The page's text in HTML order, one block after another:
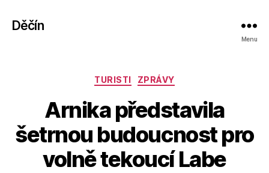
Děčín
Menu
Rubriky
TURISTI ZPRÁVY
Arnika představila
šetrnou budoucnost pro
volně tekoucí Labe
u
o